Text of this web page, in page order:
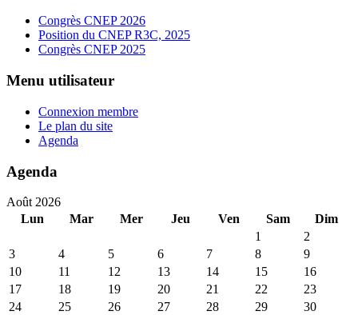
Congrès CNEP 2026
Position du CNEP R3C, 2025
Congrès CNEP 2025
Menu utilisateur
Connexion membre
Le plan du site
Agenda
Agenda
Août 2026
Lun
Mar Mer Jeu Ven Sam
Dim
1
2
3
4 5 6 7 8
9
10
11 12 13 14 15
16
17
18 19 20 21 22
23
24
25 26 27 28 29
30